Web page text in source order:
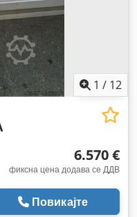
1 / 12
6.570 €
фиксна цена додава се ДДВ
Повикајте